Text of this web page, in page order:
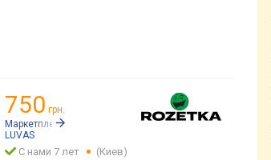
750 грн.
Маркетплейс:
LUVAS
С нами 7 лет
(Киев)